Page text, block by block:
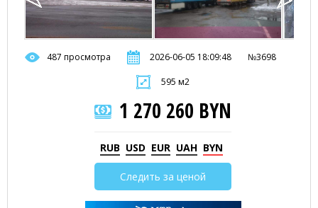
487 просмотра 2026-06-05 18:09:48 №3698
595 м2
1 270 260 BYN
RUB USD EUR UAH BYN
Следить за ценой